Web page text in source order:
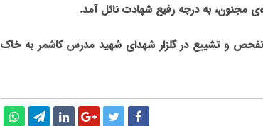
و تشییع در گلزار شهدای شهید مدرس کاشمر به خاک